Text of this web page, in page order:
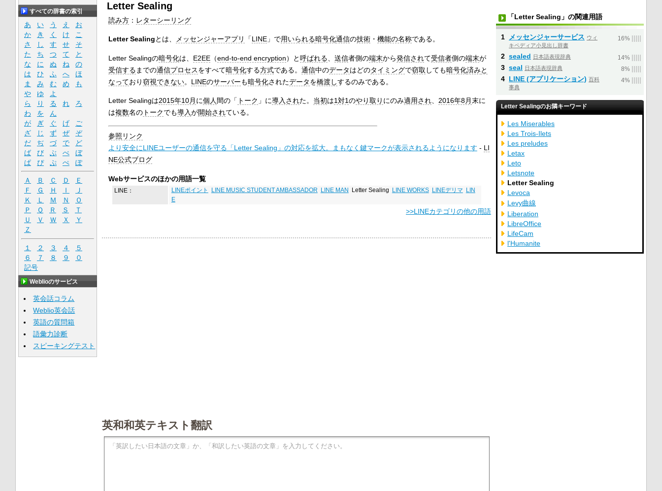
Letter Sealing
読み方： レターシーリング
Letter Sealingとは、 メッセンジャーアプリ 「LINE」で用いられる暗号化通信の技術・ 機能の名称である。
Letter Sealingの暗号化は、 E2EE（end-to-end encryption）と呼ばれる 送信者側の端末から発信されて受信者側の端末が
受信する までの通信プロセスをすべて暗号化する方式である。 通信中のデータはどのタイミングで窃取 しても暗号化済みと
なっており窃視できない。 LINEのサーバーも暗号化されたデータを橋渡しするのみである。
Letter Sealingは2015年10月 に個人 間の「 トーク 」に導入された。 当初は1対1のやり取り にのみ適用され、 2016年8月末に
は複数名のトークでも導入が開始されている。
参照リンク
より安全にLINEユーザーの通信を守る「Letter Sealing」の対応を拡大。まもなく鍵マークが表示されるようになります - LI
NE公式ブログ
Webサービスのほかの用語一覧
LINE： LINEポイント LINE MUSIC STUDENT AMBASSADOR LINE MAN Letter Sealing LINE WORKS LINEデリマ
LIN
E
>>LINEカテゴリの他の用語
英和和英テキスト翻訳
すべての辞書の索引
あ い う え
お
か
き く け
こ
さ
し す せ
そ
た
ち つ て
と
な
に ぬ ね
の
は
ひ ふ へ
ほ
ま
み む め
も
や
ゆ
よ
ら
り る れ
ろ
わ
を
ん
が
ぎ ぐ げ
ご
ざ
じ ず ぜ
ぞ
だ
ぢ づ で
ど
ば
び ぶ べ
ぼ
ぱ
ぴ ぷ ぺ ぽ
Ａ Ｂ Ｃ Ｄ
Ｅ
Ｆ
Ｇ Ｈ Ｉ
Ｊ
Ｋ
Ｌ Ｍ Ｎ
Ｏ
Ｐ
Ｑ Ｒ Ｓ
Ｔ
Ｕ
Ｖ Ｗ Ｘ
Ｙ
Ｚ
１ ２ ３ ４
５
６
７ ８ ９
０
記号
Weblioのサービス
英会話コラム
Weblio英会話
英語の質問箱
語彙力診断
スピーキングテスト
「Letter Sealing」の関連用語
1 メッセンジャーサービス ウィ
キペディア小見出し辞書
16%
2 sealed 日本語表現辞典 14%
3 seal 日本語表現辞典 8%
4 LINE (アプリケーション) 百科
事典
4%
Letter Sealingのお隣キーワード
Les Miserables
Les Trois-Ilets
Les preludes
Letax
Leto
Letsnote
Letter Sealing
Levoca
Levy曲線
Liberation
LibreOffice
LifeCam
l'Humanite